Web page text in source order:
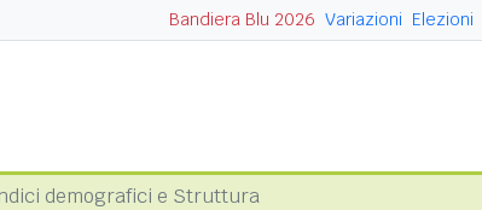
Bandiera Blu 2026 Variazioni Elezioni
demografici e Struttura